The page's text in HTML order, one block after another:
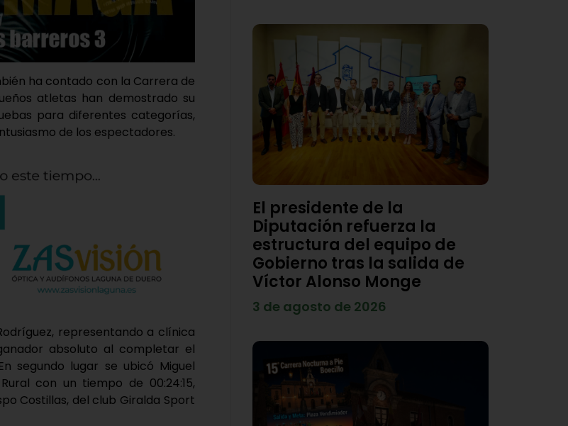
ha contado con la Carrera de
atletas han demostrado su
para diferentes categorías,
de los espectadores.
representando a clínica
absoluto al completar el
segundo lugar se ubicó Miguel
con un tiempo de 00:24:15,
Costillas, del club Giralda Sport
El presidente de la
Diputación refuerza la
estructura del equipo de
Gobierno tras la salida de
Víctor Alonso Monge
3 de agosto de 2026